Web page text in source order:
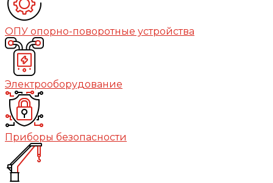
ОПУ опорно-поворотные устройства
Электрооборудование
Приборы безопасности